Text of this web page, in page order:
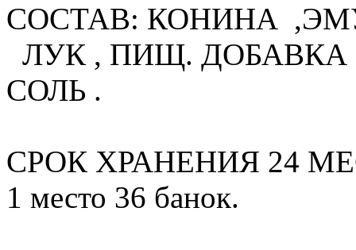
СОСТАВ: КОНИНА
ЛУК , ПИЩ.
СОЛЬ .
СРОК ХРАНЕНИЯ 24
1 место 36 банок.